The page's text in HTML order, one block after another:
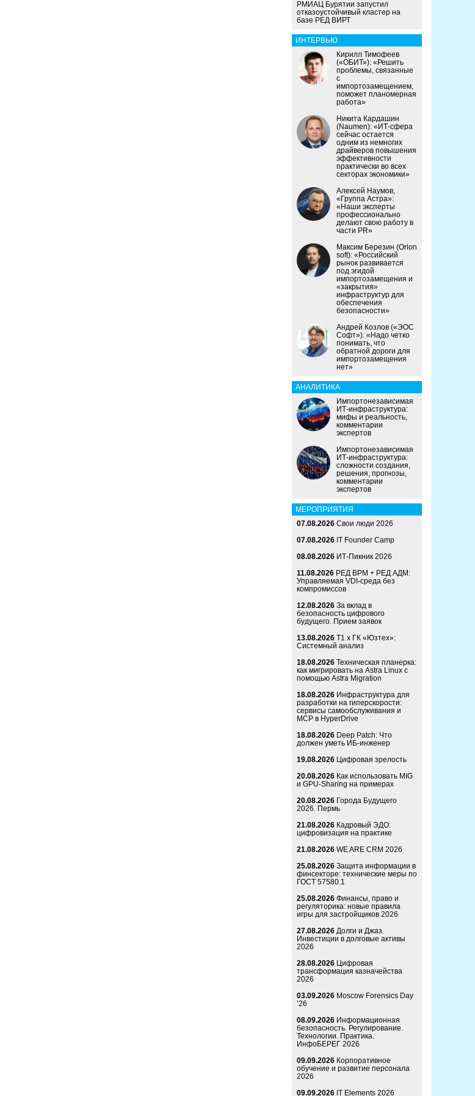
РМИАЦ Бурятии запустил
отказоустойчивый кластер на
базе РЕД ВИРТ
ИНТЕРВЬЮ
Кирилл Тимофеев
(«ОБИТ»): «Решить
проблемы, связанные
с
импортозамещением,
поможет планомерная
работа»
Никита Кардашин
(Naumen): «ИТ-сфера
сейчас остается
одним из немногих
драйверов повышения
эффективности
практически во всех
секторах экономики»
Алексей Наумов,
«Группа Астра»:
«Наши эксперты
профессионально
делают свою работу в
части PR»
Максим Березин (Orion
soft): «Российский
рынок развивается
под эгидой
импортозамещения и
«закрытия»
инфраструктур для
обеспечения
безопасности»
Андрей Козлов («ЭОС
Софт»): «Надо четко
понимать, что
обратной дороги для
импортозамещения
нет»
АНАЛИТИКА
Импортонезависимая
ИТ-инфраструктура:
мифы и реальность,
комментарии
экспертов
Импортонезависимая
ИТ-инфраструктура:
сложности создания,
решения, прогнозы,
комментарии
экспертов
МЕРОПРИЯТИЯ
07.08.2026 Свои люди 2026
07.08.2026 IT Founder Camp
08.08.2026 ИТ-Пикник 2026
11.08.2026 РЕД ВРМ + РЕД АДМ:
Управляемая VDI-среда без
компромиссов
12.08.2026 За вклад в
безопасность цифрового
будущего. Прием заявок
13.08.2026 Т1 x ГК «Юзтех»:
Системный анализ
18.08.2026 Техническая планерка:
как мигрировать на Astra Linux с
помощью Astra Migration
18.08.2026 Инфраструктура для
разработки на гиперскорости:
сервисы самообслуживания и
MCP в HyperDrive
18.08.2026 Deep Patch: Что
должен уметь ИБ-инженер
19.08.2026 Цифровая зрелость
20.08.2026 Как использовать MIG
и GPU-Sharing на примерах
20.08.2026 Города Будущего
2026. Пермь
21.08.2026 Кадровый ЭДО:
цифровизация на практике
21.08.2026 WE ARE CRM 2026
25.08.2026 Защита информации в
финсекторе: технические меры по
ГОСТ 57580.1
25.08.2026 Финансы, право и
регуляторика: новые правила
игры для застройщиков 2026
27.08.2026 Долги и Джаз.
Инвестиции в долговые активы
2026
28.08.2026 Цифровая
трансформация казначейства
2026
03.09.2026 Moscow Forensics Day
’26
08.09.2026 Информационная
безопасность. Регулирование.
Технологии. Практика.
ИнфоБЕРЕГ 2026
09.09.2026 Корпоративное
обучение и развитие персонала
2026
09.09.2026 IT Elements 2026